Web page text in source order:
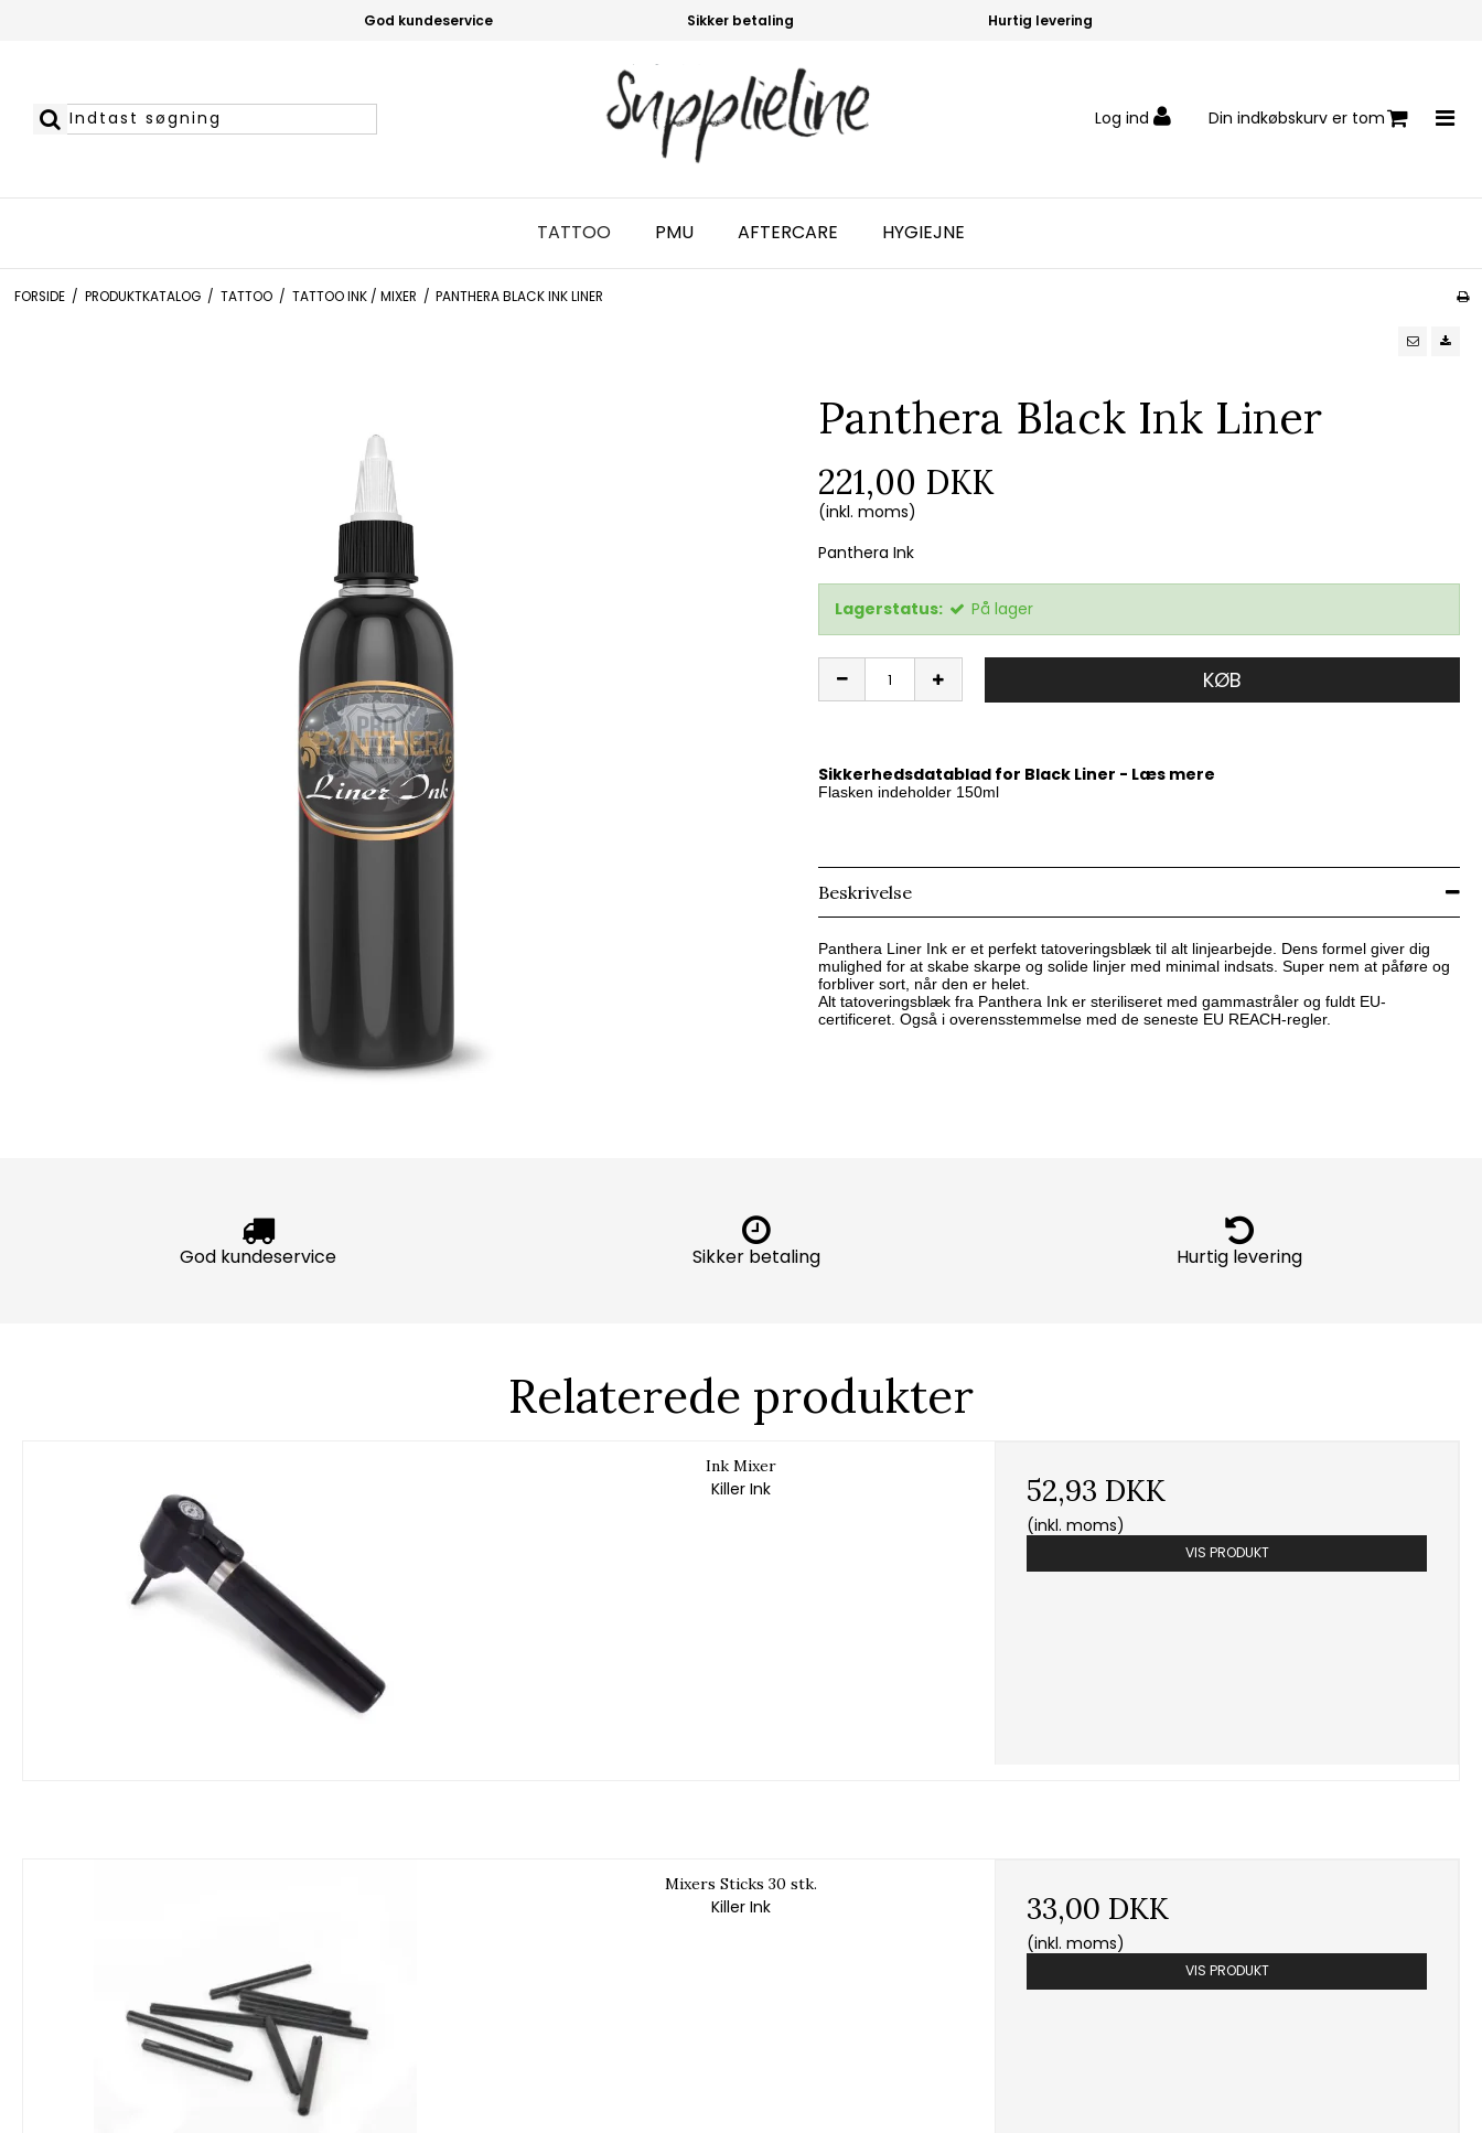
God kundeservice Sikker betaling Hurtig levering
Log ind Din indkøbskurv er tom
TATTOO PMU AFTERCARE HYGIEJNE
FORSIDE / PRODUKTKATALOG / TATTOO / TATTOO INK / MIXER / PANTHERA BLACK INK LINER
Panthera Black Ink Liner
221,00 DKK
(inkl. moms)
Panthera Ink
Lagerstatus: På lager
KØB
Sikkerhedsdatablad for Black Liner - Læs mere
Flasken indeholder 150ml
Beskrivelse
Panthera Liner Ink er et perfekt tatoveringsblæk til alt linjearbejde. Dens formel giver dig
mulighed for at skabe skarpe og solide linjer med minimal indsats. Super nem at påføre og
forbliver sort, når den er helet.
Alt tatoveringsblæk fra Panthera Ink er steriliseret med gammastråler og fuldt EU-
certificeret. Også i overensstemmelse med de seneste EU REACH-regler.
God kundeservice Sikker betaling Hurtig levering
Relaterede produkter
Ink Mixer
Killer Ink 52,93 DKK
(inkl. moms)
VIS PRODUKT
Mixers Sticks 30 stk.
Killer Ink 33,00 DKK
(inkl. moms)
VIS PRODUKT